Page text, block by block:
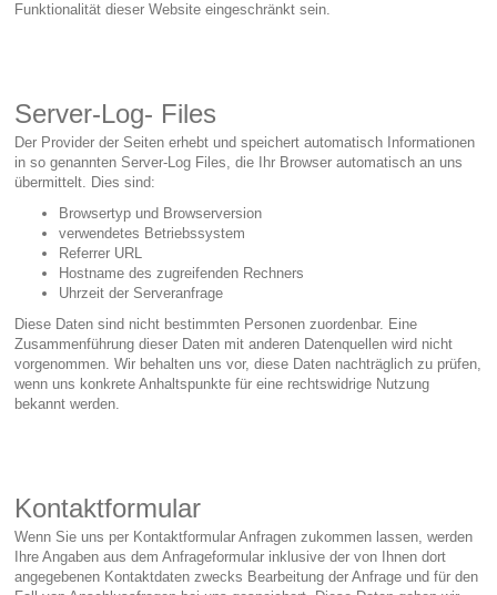
Funktionalität dieser Website eingeschränkt sein.
Server-Log- Files
Der Provider der Seiten erhebt und speichert automatisch Informationen
in so genannten Server-Log Files, die Ihr Browser automatisch an uns
übermittelt. Dies sind:
Browsertyp und Browserversion
verwendetes Betriebssystem
Referrer URL
Hostname des zugreifenden Rechners
Uhrzeit der Serveranfrage
Diese Daten sind nicht bestimmten Personen zuordenbar. Eine
Zusammenführung dieser Daten mit anderen Datenquellen wird nicht
vorgenommen. Wir behalten uns vor, diese Daten nachträglich zu prüfen,
wenn uns konkrete Anhaltspunkte für eine rechtswidrige Nutzung
bekannt werden.
Kontaktformular
Wenn Sie uns per Kontaktformular Anfragen zukommen lassen, werden
Ihre Angaben aus dem Anfrageformular inklusive der von Ihnen dort
angegebenen Kontaktdaten zwecks Bearbeitung der Anfrage und für den